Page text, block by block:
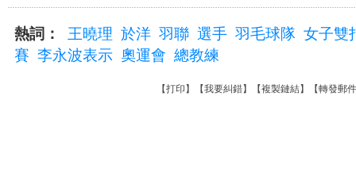
熱詞： 王曉理 於洋 羽聯 選手 羽毛球隊 女子雙
賽 李永波表示 奧運會 總教練
【打印 】【我要糾錯】【複製鏈結】【轉發郵件